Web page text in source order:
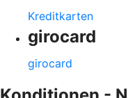
Kreditkarten
girocard
girocard